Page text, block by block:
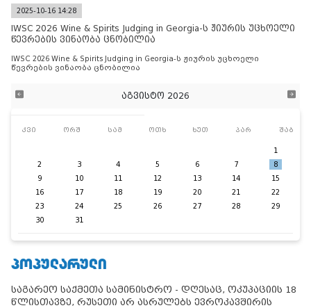
2025-10-16 14:28
IWSC 2026 Wine & Spirits Judging in Georgia-ს ჟიურის უცხოელი
წევრების ვინაობა ცნობილია
IWSC 2026 Wine & Spirits Judging in Georgia-ს ჟიურის უცხოელი
წევრების ვინაობა ცნობილია
აგვისტო 2026
კვი ორშ სამ ოთხ ხუთ პარ შაბ
1
2
3 4 5 6 7
8
9
10 11 12 13 14
15
16
17 18 19 20 21
22
23
24 25 26 27 28
29
30
31
ᲞᲝᲞᲣᲚᲐᲠᲣᲚᲘ
საგარეო საქმეთა სამინისტრო - დღესაც, ოკუპაციის 18
წლისთავზე, რუსეთი არ ასრულებს ევროკავშირის